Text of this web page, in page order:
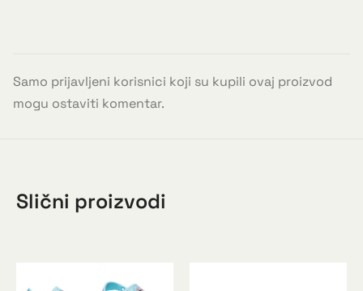
Samo prijavljeni korisnici koji su kupili ovaj proizvod
mogu ostaviti komentar.
Slični proizvodi